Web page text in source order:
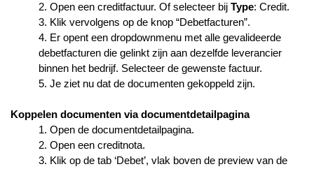
2. Open een creditfactuur. Of selecteer bij Type: Credit.
3. Klik vervolgens op de knop “Debetfacturen”.
4. Er opent een dropdownmenu met alle gevalideerde
debetfacturen die gelinkt zijn aan dezelfde leverancier
binnen het bedrijf. Selecteer de gewenste factuur.
5. Je ziet nu dat de documenten gekoppeld zijn.
Koppelen documenten via documentdetailpagina
1. Open de documentdetailpagina.
2. Open een creditnota.
3. Klik op de tab ‘Debet’, vlak boven de preview van de